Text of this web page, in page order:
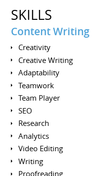
SKILLS
Content Writing
Creativity
Creative Writing
Adaptability
Teamwork
Team Player
SEO
Research
Analytics
Video Editing
Writing
Proofreading